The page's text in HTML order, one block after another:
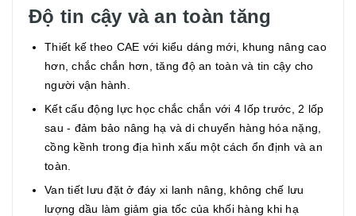
Độ tin cậy và an toàn tăng
Thiết kế theo CAE với kiểu dáng mới, khung nâng cao
hơn, chắc chắn hơn, tăng độ an toàn và tin cậy cho
người vận hành.
Kết cấu động lực học chắc chắn với 4 lốp trước, 2 lốp
sau - đảm bảo nâng hạ và di chuyển hàng hóa nặng,
cồng kềnh trong địa hình xấu một cách ổn định và an
toàn.
Van tiết lưu đặt ở đáy xi lanh nâng, không chế lưu
lượng dầu làm giảm gia tốc của khối hàng khi hạ